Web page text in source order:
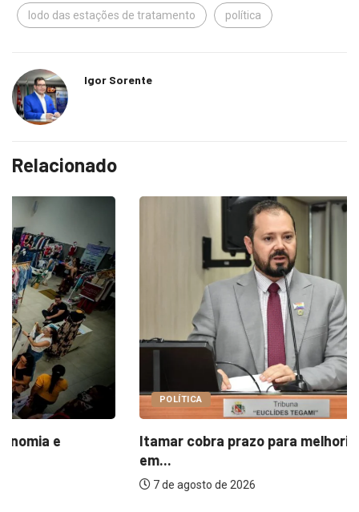
lodo das estações de tratamento política
Igor Sorente
Relacionado
POLÍTICA
Itamar cobra prazo para melhorias estruturais